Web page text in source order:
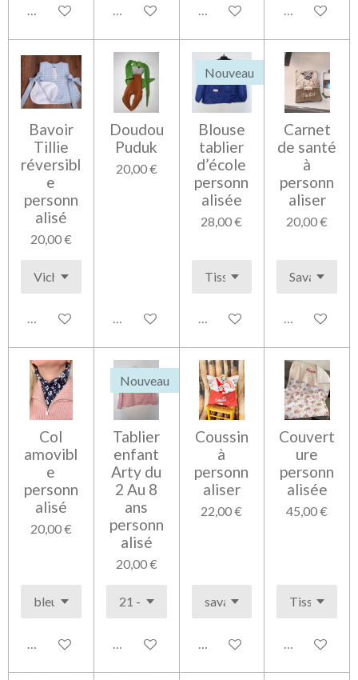
Voir les détails Voir les détails Voir les détails Voir les
Bavoir
Tillie
réversibl
e
personn
alisé
20,00 €
Voir les détails
Doudou
Puduk
20,00 €
Ajouter au panier
Nouveau
Blouse
tablier
d’école
personn
alisée
28,00 €
Voir les détails
Carnet
de santé
à
personn
aliser
20,00 €
Voir les
Col
amovibl
e
personn
alisé
20,00 €
Voir les détails
Nouveau
Tablier
enfant
Arty du
2 Au 8
ans
personn
alisé
20,00 €
Voir les détails
Coussin
à
personn
aliser
22,00 €
Voir les détails
Couvert
ure
personn
alisée
45,00 €
Voir les